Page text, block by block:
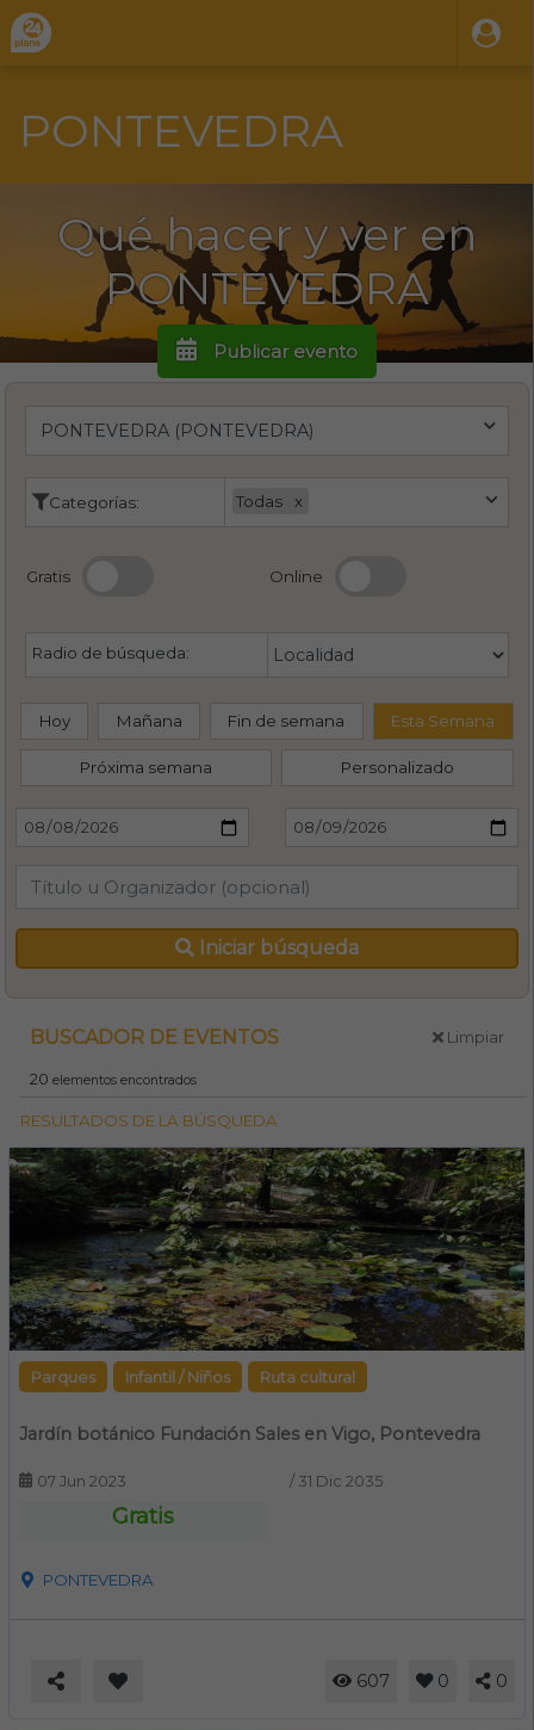
PONTEVEDRA
Qué hacer y ver en
PONTEVEDRA
Publicar evento
Categorías: Todas
Gratis Online
Radio de búsqueda:
Hoy Mañana Fin de semana Esta Semana
Próxima semana Personalizado
Iniciar búsqueda
BUSCADOR DE EVENTOS Limpiar
20elementos encontrados
RESULTADOS DE LA BÚSQUEDA
Parques Infantil / Niños Ruta cultural
Jardín botánico Fundación Sales en Vigo, Pontevedra
07 Jun 2023 / 31 Dic 2035
Gratis
PONTEVEDRA
607 0 0